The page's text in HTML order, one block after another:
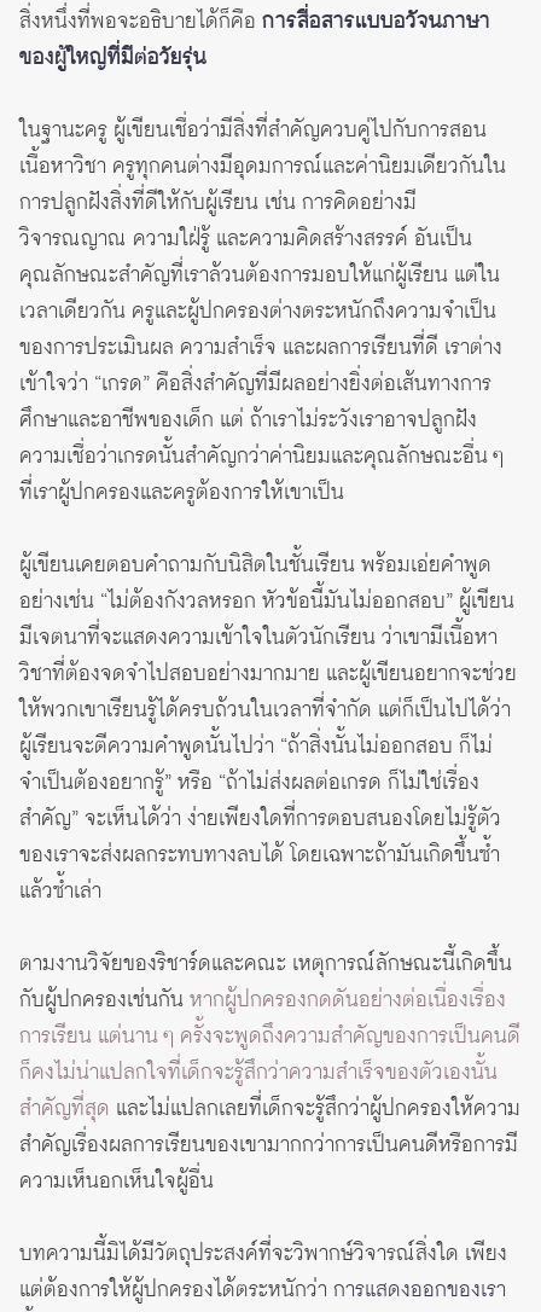
สิ่งหนึ่งที่พอจะอธิบายได้ก็คือ การสื่อสารแบบอวัจนภาษา
ของผู้ใหญ่ที่มีต่อวัยรุ่น
ในฐานะครู ผู้เขียนเชื่อว่ามีสิ่งที่สำคัญควบคู่ไปกับการสอน
เนื้อหาวิชา ครูทุกคนต่างมีอุดมการณ์และค่านิยมเดียวกันใน
การปลูกฝังสิ่งที่ดีให้กับผู้เรียน เช่น การคิดอย่างมี
วิจารณญาณ ความใฝ่รู้ และความคิดสร้างสรรค์ อันเป็น
คุณลักษณะสำคัญที่เราล้วนต้องการมอบให้แก่ผู้เรียน แต่ใน
เวลาเดียวกัน ครูและผู้ปกครองต่างตระหนักถึงความจำเป็น
ของการประเมินผล ความสำเร็จ และผลการเรียนที่ดี เราต่าง
เข้าใจว่า “เกรด” คือสิ่งสำคัญที่มีผลอย่างยิ่งต่อเส้นทางการ
ศึกษาและอาชีพของเด็ก แต่ ถ้าเราไม่ระวังเราอาจปลูกฝัง
ความเชื่อว่าเกรดนั้นสำคัญกว่าค่านิยมและคุณลักษณะอื่น ๆ
ที่เราผู้ปกครองและครูต้องการให้เขาเป็น
ผู้เขียนเคยตอบคำถามกับนิสิตในชั้นเรียน พร้อมเอ่ยคำพูด
อย่างเช่น “ไม่ต้องกังวลหรอก หัวข้อนี้มันไม่ออกสอบ” ผู้เขียน
มีเจตนาที่จะแสดงความเข้าใจในตัวนักเรียน ว่าเขามีเนื้อหา
วิชาที่ต้องจดจำไปสอบอย่างมากมาย และผู้เขียนอยากจะช่วย
ให้พวกเขาเรียนรู้ได้ครบถ้วนในเวลาที่จำกัด แต่ก็เป็นไปได้ว่า
ผู้เรียนจะตีความคำพูดนั้นไปว่า “ถ้าสิ่งนั้นไม่ออกสอบ ก็ไม่
จำเป็นต้องอยากรู้” หรือ “ถ้าไม่ส่งผลต่อเกรด ก็ไม่ใช่เรื่อง
สำคัญ” จะเห็นได้ว่า ง่ายเพียงใดที่การตอบสนองโดยไม่รู้ตัว
ของเราจะส่งผลกระทบทางลบได้ โดยเฉพาะถ้ามันเกิดขึ้นซ้ำ
แล้วซ้ำเล่า
ตามงานวิจัยของริชาร์ดและคณะ เหตุการณ์ลักษณะนี้เกิดขึ้น
กับผู้ปกครองเช่นกันหากผู้ปกครองกดดันอย่างต่อเนื่องเรื่อง
การเรียน แต่นาน ๆ ครั้งจะพูดถึงความสำคัญของการเป็นคนดี
ก็คงไม่น่าแปลกใจที่เด็กจะรู้สึกว่าความสำเร็จของตัวเองนั้น
สำคัญที่สุด และไม่แปลกเลยที่เด็กจะรู้สึกว่าผู้ปกครองให้ความ
สำคัญเรื่องผลการเรียนของเขามากกว่าการเป็นคนดีหรือการมี
ความเห็นอกเห็นใจผู้อื่น
บทความนี้มิได้มีวัตถุประสงค์ที่จะวิพากษ์วิจารณ์สิ่งใด เพียง
แต่ต้องการให้ผู้ปกครองได้ตระหนักว่า การแสดงออกของเรา